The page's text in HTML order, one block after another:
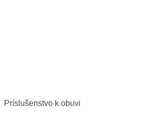
Príslušenstvo k obuvi